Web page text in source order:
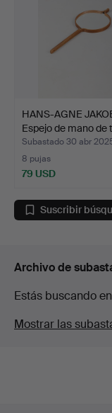
HANS-AGNE
Espejo de mano de
Subastado 30 abr
8 pujas
79 USD
Suscribir
Archivo de
Estás buscando
Mostrar las